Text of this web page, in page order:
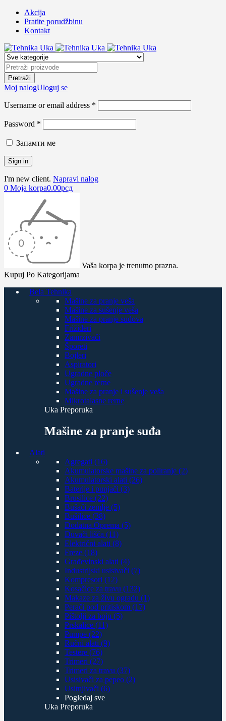
Akcija
Pratite porudžbinu
Kontakt
Moj nalogUloguj se
Username or email address *
Password *
Запамти ме
I'm new client. Napravi nalog
0 Moja korpa0.00рсд
Vaša korpa je trenutno prazna.
Kupuj Po Kategorijama
Bela Tehnika
Mašine za pranje veša
Mašine za sušenje veša
Mašine za pranje sudova
Frižideri
Zamrzivači
Šporeti
Bojleri
Aspiratori
Ugradne ploče
Ugradne rerne
Mašine za pranje i sušenje veša
Mikrotalasne rerne
Uka Preporuka
Mašine za pranje suđa
Alati
Agregati (16)
Akumulatorske mašine za poliranje (2)
Akumulatorski alati (26)
Baterije i punjači (3)
Brusilice (22)
Bušači zemlje (5)
Bušilice (38)
Dodatna Oprema (5)
Duvači lišća (11)
Električni alati (8)
Freze (18)
Građevinski alati (4)
Industrijski usisivači (7)
Kompresori (12)
Kosačice za travu (132)
Makaze za živu ogradu (1)
Perači pod pritiskom (17)
Pištolji za boju (5)
Prskalice (11)
Pumpe (22)
Ručni alati (9)
Testere (76)
Trimeri (27)
Trimeri za travu (37)
Usisivači za pepeo (2)
Usitnjivači (6)
Pogledaj sve
Uka Preporuka